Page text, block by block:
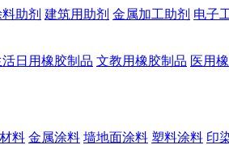
助剂 建筑用助剂 金属加工助剂 电子
活日用橡胶制品 文教用橡胶制品 医用
料 金属涂料 墙地面涂料 塑料涂料 印